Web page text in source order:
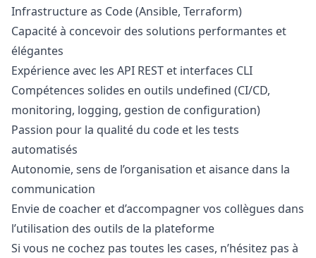
Infrastructure as Code (Ansible, Terraform)
Capacité à concevoir des solutions performantes et
élégantes
Expérience avec les API REST et interfaces CLI
Compétences solides en outils undefined (CI/CD,
monitoring, logging, gestion de configuration)
Passion pour la qualité du code et les tests
automatisés
Autonomie, sens de l’organisation et aisance dans la
communication
Envie de coacher et d’accompagner vos collègues dans
l’utilisation des outils de la plateforme
Si vous ne cochez pas toutes les cases, n’hésitez pas à